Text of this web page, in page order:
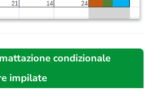
condizionale
impilate